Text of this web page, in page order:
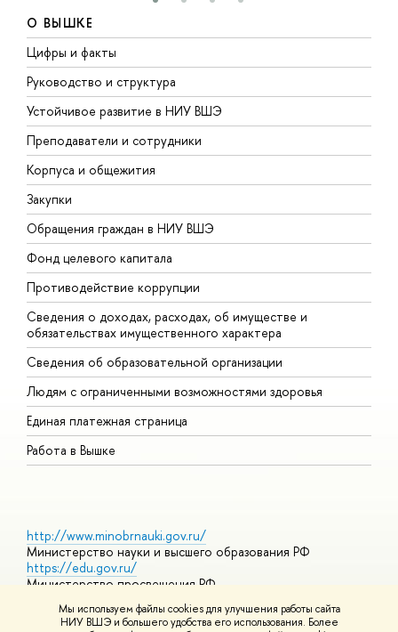
Мы используем файлы cookies для улучшения работы сайта
НИУ ВШЭ и большего удобства его использования. Более
О ВЫШКЕ
Цифры и факты
Руководство и структура
Устойчивое развитие в НИУ ВШЭ
Преподаватели и сотрудники
Корпуса и общежития
Закупки
Обращения граждан в НИУ ВШЭ
Фонд целевого капитала
Противодействие коррупции
Сведения о доходах, расходах, об имуществе и
обязательствах имущественного характера
Сведения об образовательной организации
Людям с ограниченными возможностями здоровья
Единая платежная страница
Работа в Вышке
http://www.minobrnauki.gov.ru/
Министерство науки и высшего образования РФ
https://edu.gov.ru/
Министерство просвещения РФ
Массовые открытые онлайн-курсы